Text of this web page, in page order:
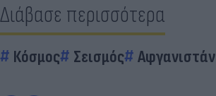
Διάβασε περισσότερα
Κόσμος Σεισμός Αφγανιστάν